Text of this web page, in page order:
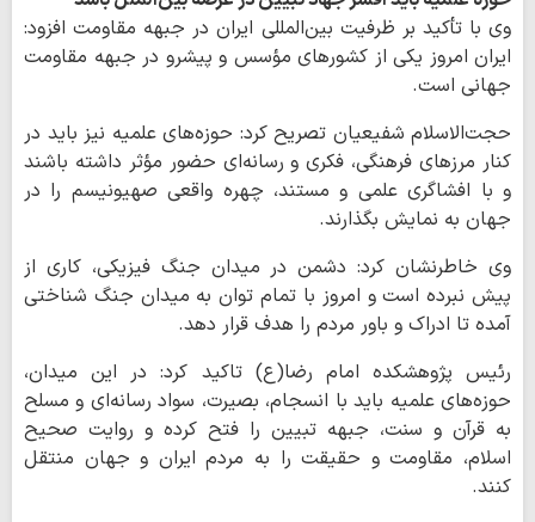
وی با تأکید بر ظرفیت بین‌المللی ایران در جبهه مقاومت افزود:
ایران امروز یکی از کشورهای مؤسس و پیشرو در جبهه مقاومت
جهانی است.
حجت‌الاسلام شفیعیان تصریح کرد: حوزه‌های علمیه نیز باید در
کنار مرزهای فرهنگی، فکری و رسانه‌ای حضور مؤثر داشته باشند
و با افشاگری علمی و مستند، چهره واقعی صهیونیسم را در
جهان به نمایش بگذارند.
وی خاطرنشان کرد: دشمن در میدان جنگ فیزیکی، کاری از
پیش نبرده است و امروز با تمام توان به میدان جنگ شناختی
آمده تا ادراک و باور مردم را هدف قرار دهد.
رئیس پژوهشکده امام رضا(ع) تاکید کرد: در این میدان،
حوزه‌های علمیه باید با انسجام، بصیرت، سواد رسانه‌ای و مسلح
به قرآن و سنت، جبهه تبیین را فتح کرده و روایت صحیح
اسلام، مقاومت و حقیقت را به مردم ایران و جهان منتقل
کنند.